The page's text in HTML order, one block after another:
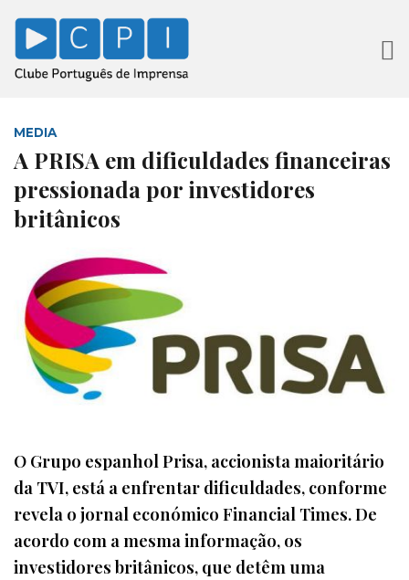
MEDIA
A PRISA em dificuldades financeiras
pressionada por investidores
britânicos
O Grupo espanhol Prisa, accionista maioritário
da TVI, está a enfrentar dificuldades, conforme
revela o jornal económico Financial Times. De
acordo com a mesma informação, os
investidores britânicos, que detêm uma